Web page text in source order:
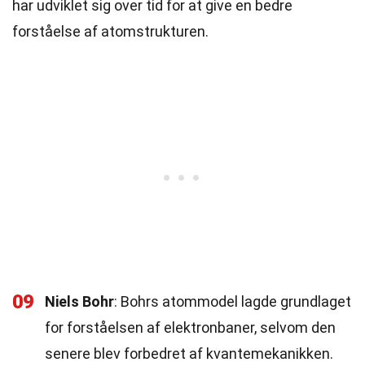
har udviklet sig over tid for at give en bedre
forståelse af atomstrukturen.
09 Niels Bohr: Bohrs atommodel lagde grundlaget
for forståelsen af elektronbaner, selvom den
senere blev forbedret af kvantemekanikken.